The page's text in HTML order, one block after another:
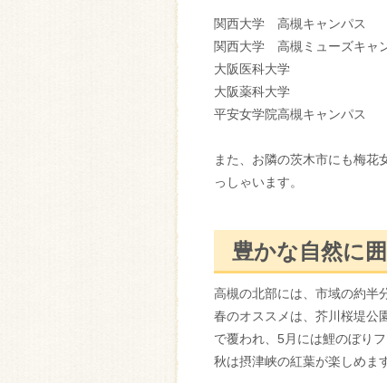
関西大学 高槻
関西大学 高槻ミュー
大阪医
大阪薬
平安女学院高槻
また、お隣の茨木市にも梅花
っしゃいます。
豊かな自然に
高槻の北部には、市域の約半
春のオススメは、芥川桜堤公
で覆われ、5月には鯉のぼり
秋は摂津峡の紅葉が楽しめま